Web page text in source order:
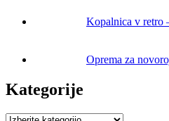
Kopalnica v retro
Oprema za
Kategorije